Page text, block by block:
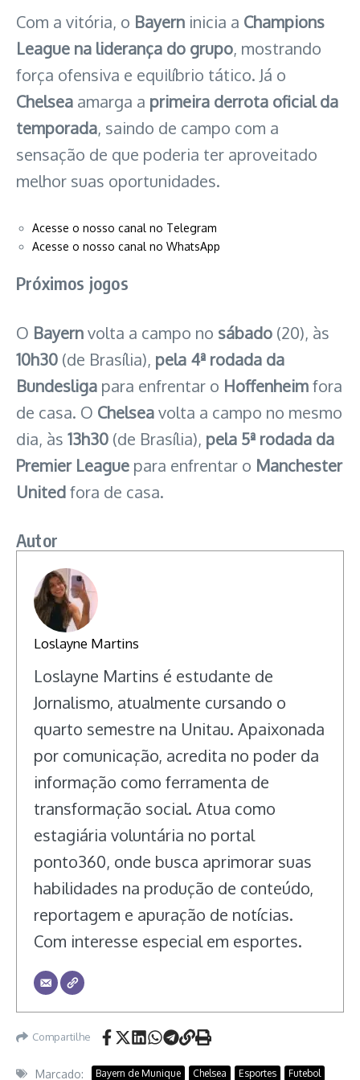
Com a vitória, o Bayern inicia a Champions
League na liderança do grupo, mostrando
força ofensiva e equilíbrio tático. Já o
Chelsea amarga a primeira derrota oficial da
temporada, saindo de campo com a
sensação de que poderia ter aproveitado
melhor suas oportunidades.
Acesse o nosso canal no Telegram
Acesse o nosso canal no WhatsApp
Próximos jogos
O Bayernvolta a campo no sábado (20), às
10h30 (de Brasília), pela 4ª rodada da
Bundesliga para enfrentar o Hoffenheimfora
de casa. O Chelseavolta a campo no mesmo
dia, às 13h30 (de Brasília), pela 5ª rodada da
Premier League para enfrentar o Manchester
Unitedfora de casa.
Autor
Loslayne Martins
Loslayne Martins é estudante de
Jornalismo, atualmente cursando o
quarto semestre na Unitau. Apaixonada
por comunicação, acredita no poder da
informação como ferramenta de
transformação social. Atua como
estagiária voluntária no portal
ponto360, onde busca aprimorar suas
habilidades na produção de conteúdo,
reportagem e apuração de notícias.
Com interesse especial em esportes.
Compartilhe
Marcado: Bayern de Munique Chelsea Esportes
Futebol